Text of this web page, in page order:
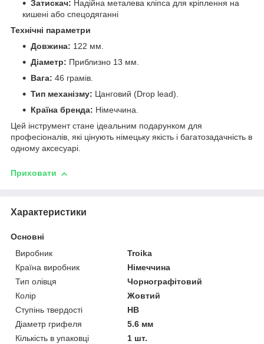
Затискач: Надійна металева кліпса для кріплення на
кишені або спецодяганні
Технічні параметри
Довжина: 122 мм.
Діаметр: Приблизно 13 мм.
Вага: 46 грамів.
Тип механізму: Цанговий (Drop lead).
Країна бренда: Німеччина.
Цей інструмент стане ідеальним подарунком для
професіоналів, які цінують німецьку якість і багатозадачність в
одному аксесуарі.
Приховати
Характеристики
Основні
Виробник
Troika
Країна виробник
Німеччина
Тип олівця
Чорнографітовий
Колір
Жовтий
Ступінь твердості
НВ
Діаметр грифеля
5.6 мм
Кількість в упаковці
1 шт.